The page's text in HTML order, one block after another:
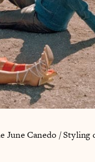
June Canedo / Styling